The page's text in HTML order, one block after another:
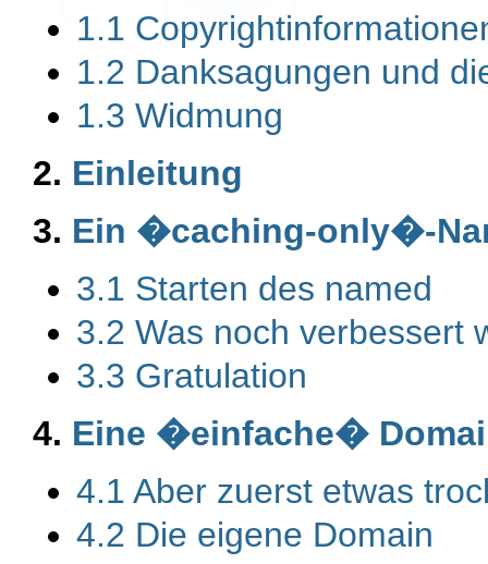
1.1
1.2 Danksagungen und
1.3 Widmung
2. Einleitung
3. Ein �caching-only�-
3.1 Starten des named
3.2 Was noch verbessert
3.3 Gratulation
4. Eine �einfache�
4.1 Aber zuerst etwas
4.2 Die eigene Domain